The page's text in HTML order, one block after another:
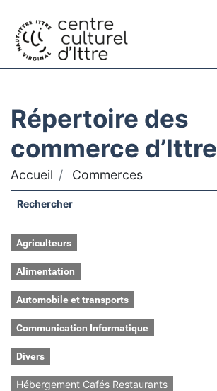
Répertoire des
commerce d’Ittre
Accueil Commerces
Agriculteurs
Alimentation
Automobile et transports
Communication Informatique
Divers
Hébergement Cafés Restaurants